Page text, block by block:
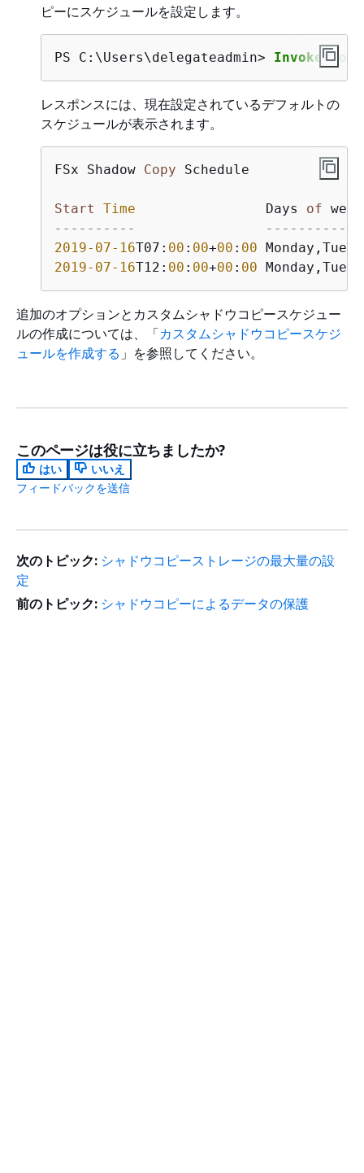
ピーにスケジュールを設定します。
PS C:\Users\delegateadmin> Invoke-
レスポンスには、現在設定されているデフォルトの
スケジュールが表示されます。
FSx Shadow Copy Schedule
Start Time
                Days
of
----------
2019-07-16T07: 00 : 00+00 : 00
2019-07-16T12: 00 : 00+00 : 00
追加のオプションとカスタムシャドウコピースケジュー
ルの作成については、「カスタムシャドウコピースケジ
ュールを作成する 」を参照してください。
このページは役に立ちましたか?
はい
いいえ
フィードバックを送信
次のトピック: シャドウコピーストレージの最大量の設
定
前のトピック: シャドウコピーによるデータの保護